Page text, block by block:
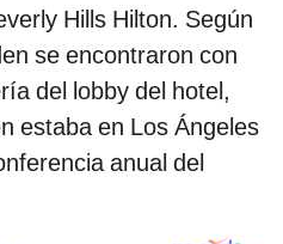
Hills Hilton. Según
se encontraron con
del lobby del hotel,
estaba en Los Ángeles
anual del